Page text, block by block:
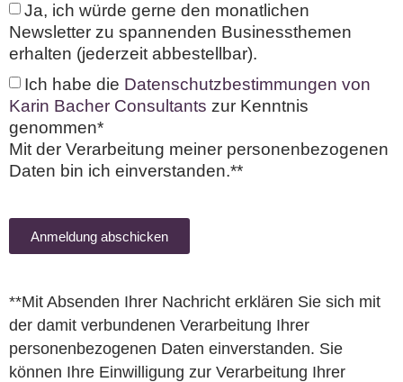
Ja, ich würde gerne den monatlichen
Newsletter zu spannenden Businessthemen
erhalten (jederzeit abbestellbar).
Ich habe die Datenschutzbestimmungen von
Karin Bacher Consultants zur Kenntnis
genommen*
Mit der Verarbeitung meiner personenbezogenen
Daten bin ich einverstanden.**
Anmeldung abschicken
**Mit Absenden Ihrer Nachricht erklären Sie sich mit
der damit verbundenen Verarbeitung Ihrer
personenbezogenen Daten einverstanden. Sie
können Ihre Einwilligung zur Verarbeitung Ihrer